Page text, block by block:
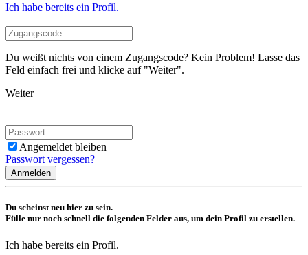
Ich habe bereits ein Profil.
Du weißt nichts von einem Zugangscode? Kein Problem! Lasse das
Feld einfach frei und klicke auf "Weiter".
Weiter
Angemeldet bleiben
Passwort vergessen?
Anmelden
Du scheinst neu hier zu sein.
Fülle nur noch schnell die folgenden Felder aus, um dein Profil zu erstellen.
Ich habe bereits ein Profil.